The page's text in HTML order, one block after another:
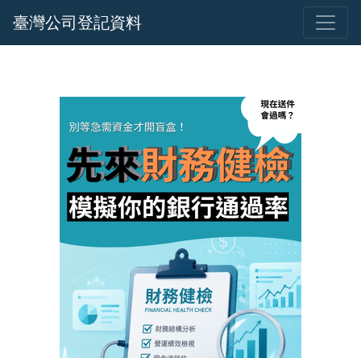
臺灣公司登記資料